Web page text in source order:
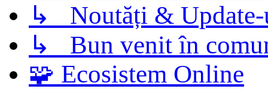
↳ Noutăți &
↳ Bun venit în
🧩 Ecosistem Online